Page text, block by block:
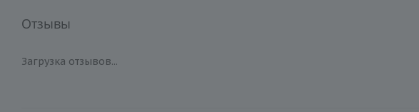
Отзывы
Загрузка отзывов...